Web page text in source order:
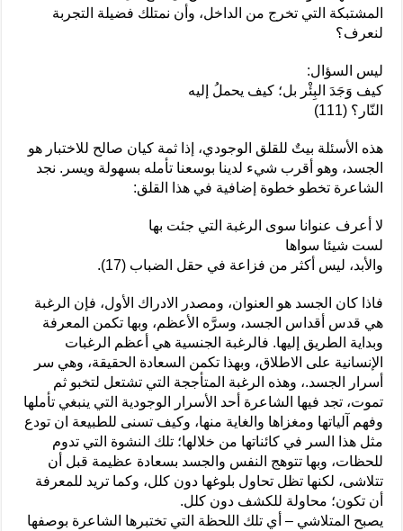
المشتبكة التي تخرج من الداخل، وأن نمتلك فضيلة التجربة
لنعرف؟
ليس السؤال:
كيف وَجَدَ البِئْر بل؛ كيف يحملُ إليه
النّار؟ (111)
هذه الأسئلة بيتٌ للقلق الوجودي، إذا ثمة كيان صالح للاختبار هو
الجسد، وهو أقرب شيء لدينا بوسعنا تأمله بسهولة ويسر. نجد
الشاعرة تخطو خطوة إضافية في هذا القلق:
لا أعرف عنوانا سوى الرغبة التي جئت بها
لست شيئا سواها
والأبد، ليس أكثر من فزاعة في حقل الضباب (17).
فاذا كان الجسد هو العنوان، ومصدر الادراك الأول، فإن الرغبة
هي قدس أقداس الجسد، وسرَّه الأعظم، وبها تكمن المعرفة
وبداية الطريق إليها. فالرغبة الجنسية هي أعظم الرغبات
الإنسانية على الاطلاق، وبهذا تكمن السعادة الحقيقة، وهي سر
أسرار الجسد.، وهذه الرغبة المتأججة التي تشتعل لتخبو ثم
تموت، تجد فيها الشاعرة أحد الأسرار الوجودية التي ينبغي تأملها
وفهم آلياتها ومغزاها والغاية منها، وكيف تسنى للطبيعة ان تودع
مثل هذا السر في كائناتها من خلالها؛ تلك النشوة التي تدوم
للحظات، وبها تتوهج النفس والجسد بسعادة عظيمة قبل أن
تتلاشى، لكنها تظل تحاول بلوغها دون كلل، وكما تريد للمعرفة
أن تكون؛ محاولة للكشف دون كلل.
يصبح المتلاشي – أي تلك اللحظة التي تختبرها الشاعرة بوصفها